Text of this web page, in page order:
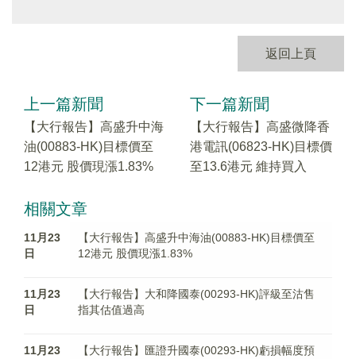
返回上頁
上一篇新聞
【大行報告】高盛升中海
油(00883-HK)目標價至
12港元 股價現漲1.83%
下一篇新聞
【大行報告】高盛微降香
港電訊(06823-HK)目標價
至13.6港元 維持買入
相關文章
11月23
日
【大行報告】高盛升中海油(00883-HK)目標價至
12港元 股價現漲1.83%
11月23
日
【大行報告】大和降國泰(00293-HK)評級至沽售
指其估值過高
11月23
【大行報告】匯證升國泰(00293-HK)虧損幅度預